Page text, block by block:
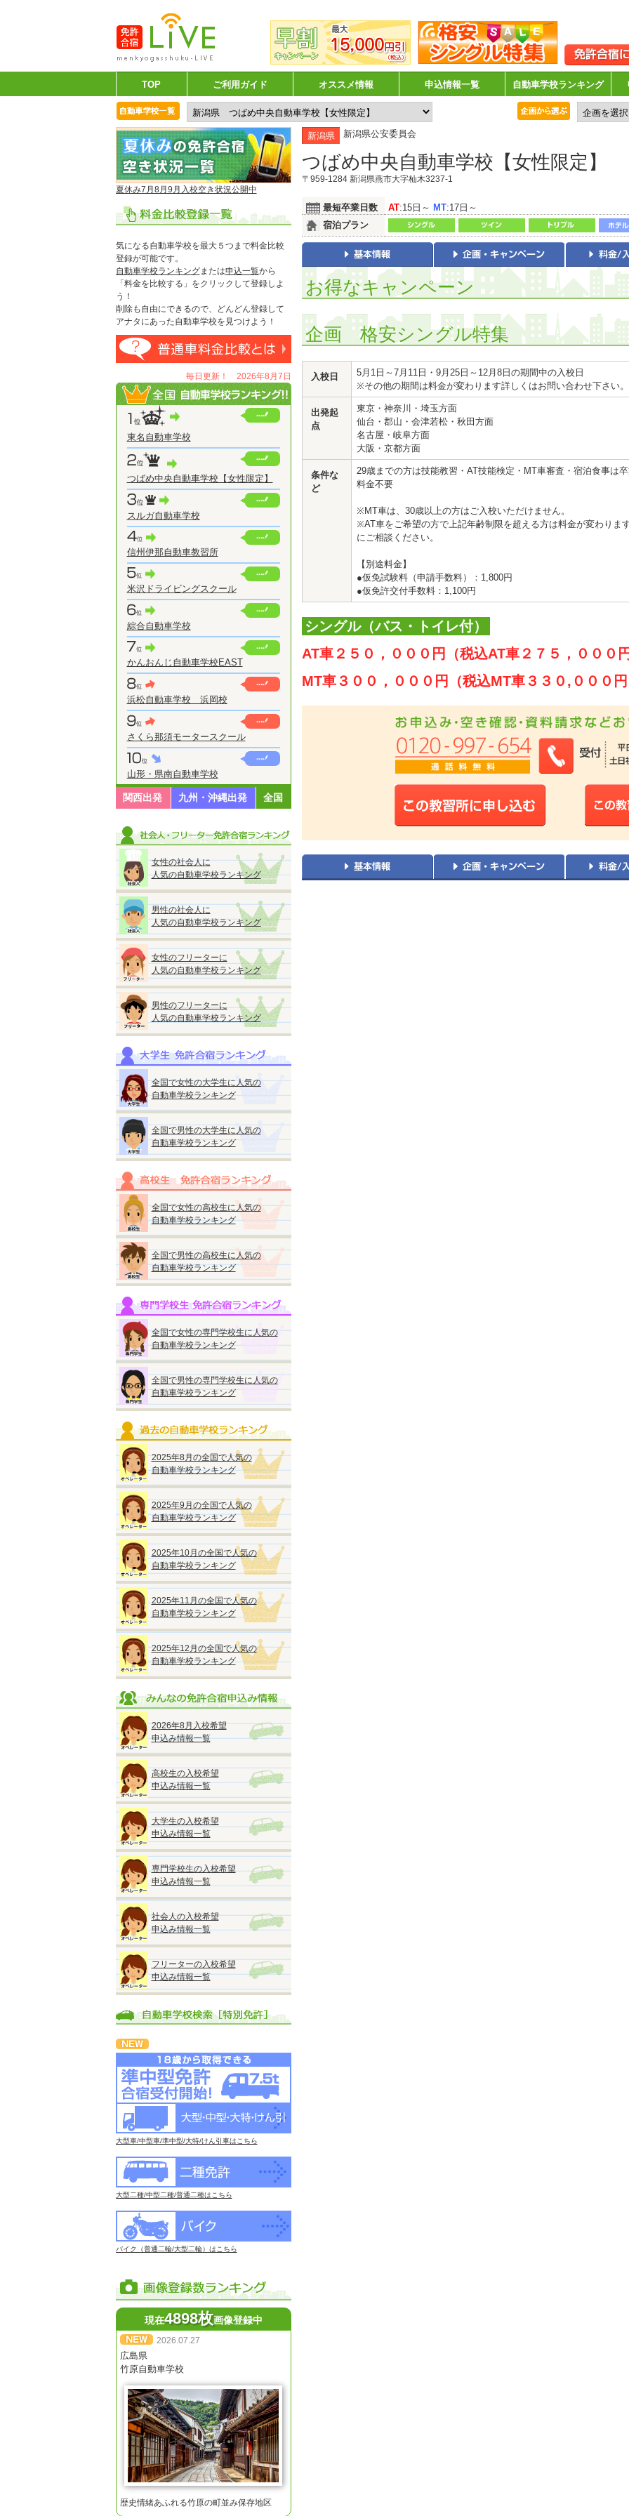
TOP ご利用ガイド オススメ情報 申込情報一覧 自動車学校ランキング
夏休み7月8月9月入校空き状況公開中
気になる自動車学校を最大５つまで料金比較
登録が可能です。
自動車学校ランキングまたは申込一覧から
「料金を比較する」をクリックして登録しよ
う！
削除も自由にできるので、どんどん登録して
アナタにあった自動車学校を見つけよう！
毎日更新！ 2026年8月7日
東名自動車学校
つばめ中央自動車学校【女性限定】
スルガ自動車学校
信州伊那自動車教習所
米沢ドライビングスクール
綜合自動車学校
かんおんじ自動車学校EAST
浜松自動車学校 浜岡校
さくら那須モータースクール
山形・県南自動車学校
関西出発 九州・沖縄出発 全国
女性の社会人に
人気の自動車学校ランキング
男性の社会人に
人気の自動車学校ランキング
女性のフリーターに
人気の自動車学校ランキング
男性のフリーターに
人気の自動車学校ランキング
全国で女性の大学生に人気の
自動車学校ランキング
全国で男性の大学生に人気の
自動車学校ランキング
全国で女性の高校生に人気の
自動車学校ランキング
全国で男性の高校生に人気の
自動車学校ランキング
全国で女性の専門学校生に人気の
自動車学校ランキング
全国で男性の専門学校生に人気の
自動車学校ランキング
2025年8月の全国で人気の
自動車学校ランキング
2025年9月の全国で人気の
自動車学校ランキング
2025年10月の全国で人気の
自動車学校ランキング
2025年11月の全国で人気の
自動車学校ランキング
2025年12月の全国で人気の
自動車学校ランキング
2026年8月入校希望
申込み情報一覧
高校生の入校希望
申込み情報一覧
大学生の入校希望
申込み情報一覧
専門学校生の入校希望
申込み情報一覧
社会人の入校希望
申込み情報一覧
フリーターの入校希望
申込み情報一覧
大型車/中型車/準中型/大特/けん引車はこちら
大型二種/中型二種/普通二種はこちら
バイク（普通二輪/大型二輪）はこちら
現在4898枚画像登録中
2026.07.27
広島県
竹原自動車学校
歴史情緒あふれる竹原の町並み保存地区
新潟県 新潟県公安委員会
つばめ中央自動車学校【女性限定】
〒959-1284 新潟県燕市大字杣木3237-1
最短卒業日数 AT:15日～ MT:17日～
宿泊プラン
お得なキャンペーン
企画 格安シングル特集
入校日
5月1日～7月11日・9月25日～12月8日の期間中の入校日
※その他の期間は料金が変わります詳しくはお問い合わせ下さい。
出発起
点
東京・神奈川・埼玉方面
仙台・郡山・会津若松・秋田方面
名古屋・岐阜方面
大阪・京都方面
条件な
ど
29歳までの方は技能教習・AT技能検定・MT車審査・宿泊食事は
料金不要
※MT車は、30歳以上の方はご入校いただけません。
※AT車をご希望の方で上記年齢制限を超える方は料金が変わりま
にご相談ください。
【別途料金】
●仮免試験料（申請手数料）：1,800円
●仮免許交付手数料：1,100円
シングル（バス・トイレ付）
AT車２５０，０００円（税込AT車２７５，０００
MT車３００，０００円（税込MT車３３０,０００